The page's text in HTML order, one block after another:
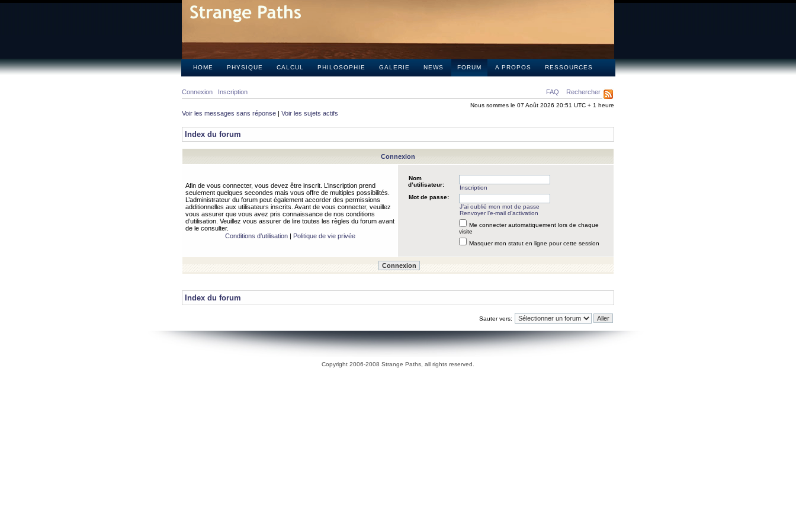
HOME PHYSIQUE CALCUL PHILOSOPHIE GALERIE NEWS FORUM A PROPOS RESSOURCES
FAQ Rechercher
Connexion Inscription
Nous sommes le 07 Août 2026 20:51 UTC + 1 heure
Voir les messages sans réponse | Voir les sujets actifs
Index du forum
Connexion
Afin de vous connecter, vous devez être inscrit. L’inscription prend
seulement quelques secondes mais vous offre de multiples possibilités.
L’administrateur du forum peut également accorder des permissions
additionnelles aux utilisateurs inscrits. Avant de vous connecter, veuillez
vous assurer que vous avez pris connaissance de nos conditions
d’utilisation. Veuillez vous assurer de lire toutes les règles du forum avant
de le consulter.
Conditions d’utilisation| Politique de vie privée
Nom
d’utilisateur:
Inscription
Mot de passe:
J’ai oublié mon mot de passe
Renvoyer l’e-mail d’activation
Me connecter automatiquement lors de chaque
visite
Masquer mon statut en ligne pour cette session
Index du forum
Sauter vers:
Copyright 2006-2008 Strange Paths, all rights reserved.